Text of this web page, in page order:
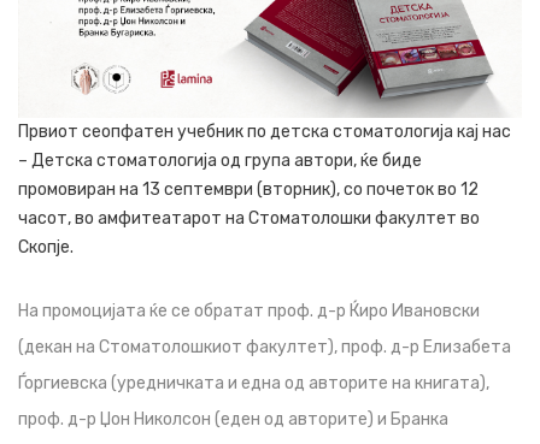
Првиот сеопфатен учебник по детска стоматологија кај нас
– Детска стоматологија од група автори, ќе биде
промовиран на 13 септември (вторник), со почеток во 12
часот, во амфитеатарот на Стоматолошки факултет во
Скопје.
На промоцијата ќе се обратат проф. д-р Ќиро Ивановски
(декан на Стоматолошкиот факултет), проф. д-р Елизабета
Ѓоргиевска (уредничката и една од авторите на книгата),
проф. д-р Џон Николсон (еден од авторите) и Бранка